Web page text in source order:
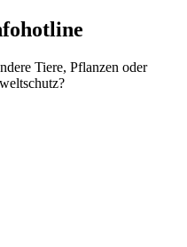
Tiere, Pflanzen oder